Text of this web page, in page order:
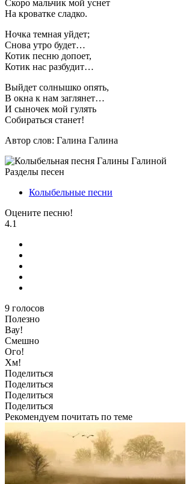
Скоро мальчик мой уснет
На кроватке сладко.
Ночка темная уйдет;
Снова утро будет…
Котик песню допоет,
Котик нас разбудит…
Выйдет солнышко опять,
В окна к нам заглянет…
И сыночек мой гулять
Собираться станет!
Автор слов: Галина Галина
Разделы песен
Колыбельные песни
Оцените песню!
4.1
9 голосов
Полезно
Вау!
Смешно
Ого!
Хм!
Поделиться
Поделиться
Поделиться
Поделиться
Рекомендуем почитать по теме